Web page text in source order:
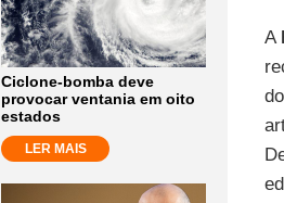
Ciclone-bomba deve
provocar ventania em oito
estados
LER MAIS
A